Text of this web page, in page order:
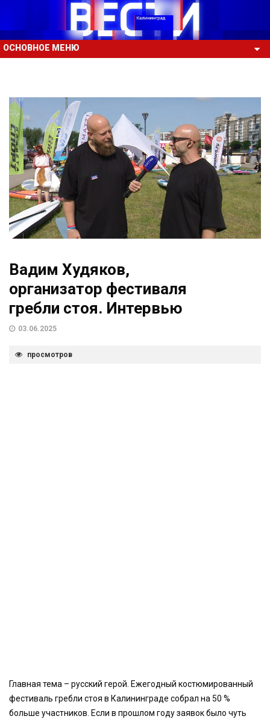
ОСНОВНОЕ МЕНЮ
Вадим Худяков,
организатор фестиваля
гребли стоя. Интервью
03.06.2025
просмотров
Главная тема – русский герой. Ежегодный костюмированный
фестиваль гребли стоя в Калининграде собрал на 50 %
больше участников. Если в прошлом году заявок было чуть